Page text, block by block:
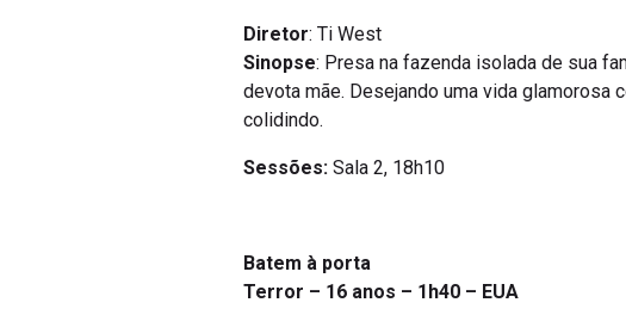
Diretor: Ti West
Sinopse: Presa na fazenda isolada de sua
devota mãe. Desejando uma vida
colidindo.
Sessões: Sala 2, 18h10
Batem à porta
Terror – 16 anos – 1h40 – EUA